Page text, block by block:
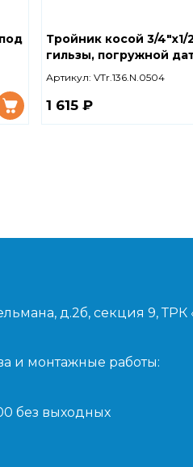
Тройник косой 3/4"x1/
гильзы, погружной
Артикул: VTr.136.N.0504
1 615 ₽
д.2б, секция 9, ТРК
и монтажные работы:
без выходных